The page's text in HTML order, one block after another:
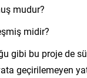
mudur?
midir?
gibi bu proje de
geçirilemeyen